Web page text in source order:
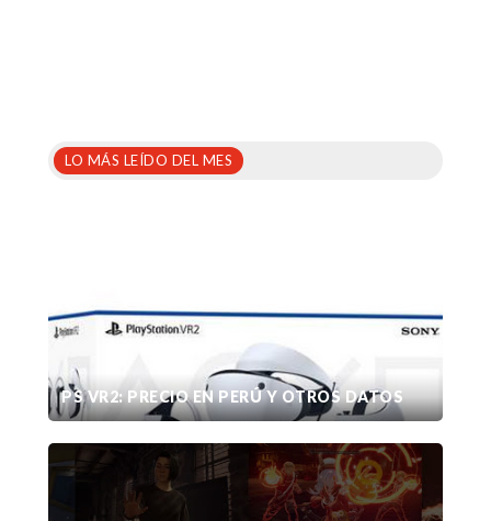
LO MÁS LEÍDO DEL MES
PS VR2: PRECIO EN PERÚ Y OTROS DATOS